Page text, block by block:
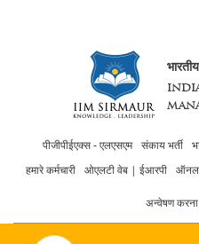
Header
menu
पीजीपीईएक्स - एलएसएम संकाय भर्ती
हमारे कर्मचारी
ओएलटी वेब | ईआरपी
अन्वेषण करना